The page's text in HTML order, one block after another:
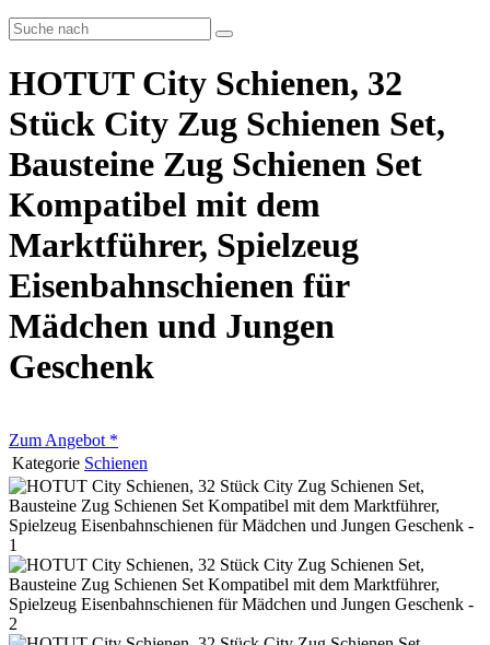
HOTUT City Schienen, 32
Stück City Zug Schienen Set,
Bausteine Zug Schienen Set
Kompatibel mit dem
Marktführer, Spielzeug
Eisenbahnschienen für
Mädchen und Jungen
Geschenk
Zum Angebot *
Kategorie Schienen